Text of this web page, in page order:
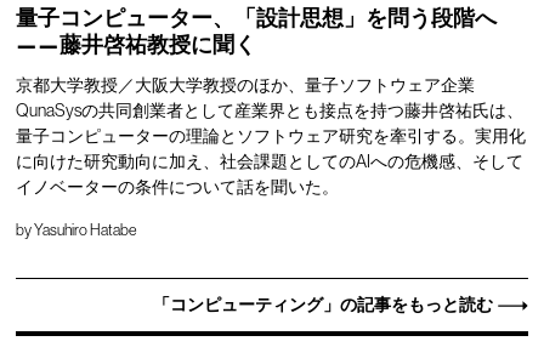
量子コンピューター、「設計思想」を問う段階へ
——藤井啓祐教授に聞く
京都大学教授／大阪大学教授のほか、量子ソフトウェア企業
QunaSysの共同創業者として産業界とも接点を持つ藤井啓祐氏は、
量子コンピューターの理論とソフトウェア研究を牽引する。実用化
に向けた研究動向に加え、社会課題としてのAIへの危機感、そして
イノベーターの条件について話を聞いた。
byYasuhiro Hatabe
「コンピューティング」の記事をもっと読む